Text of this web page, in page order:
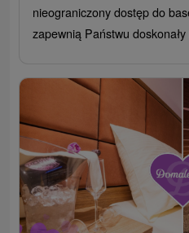
nieograniczony dostęp do
zapewnią Państwu